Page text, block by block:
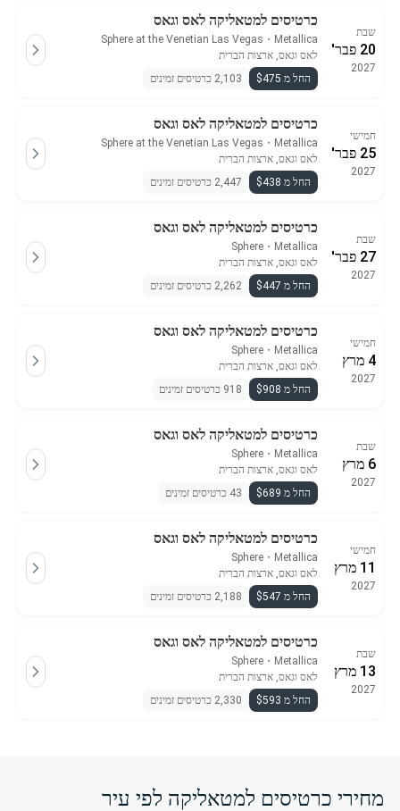
שבת
20 פבר'
2027
כרטיסים למטאליקה לאס וגאס
Metallica
・
Sphere at the Venetian Las Vegas
לאס וגאס, ארצות הברית
החל מ $475
2,103 כרטיסים זמינים
חמישי
25 פבר'
2027
כרטיסים למטאליקה לאס וגאס
Metallica
・
Sphere at the Venetian Las Vegas
לאס וגאס, ארצות הברית
החל מ $438
2,447 כרטיסים זמינים
שבת
27 פבר'
2027
כרטיסים למטאליקה לאס וגאס
Metallica
・
Sphere
לאס וגאס, ארצות הברית
החל מ $447
2,262 כרטיסים זמינים
חמישי
4 מרץ
2027
כרטיסים למטאליקה לאס וגאס
Metallica
・
Sphere
לאס וגאס, ארצות הברית
החל מ $908
918 כרטיסים זמינים
שבת
6 מרץ
2027
כרטיסים למטאליקה לאס וגאס
Metallica
・
Sphere
לאס וגאס, ארצות הברית
החל מ $689
43 כרטיסים זמינים
חמישי
11 מרץ
2027
כרטיסים למטאליקה לאס וגאס
Metallica
・
Sphere
לאס וגאס, ארצות הברית
החל מ $547
2,188 כרטיסים זמינים
שבת
13 מרץ
2027
כרטיסים למטאליקה לאס וגאס
Metallica
・
Sphere
לאס וגאס, ארצות הברית
החל מ $593
2,330 כרטיסים זמינים
מחירי כרטיסים למטאליקה לפי עיר